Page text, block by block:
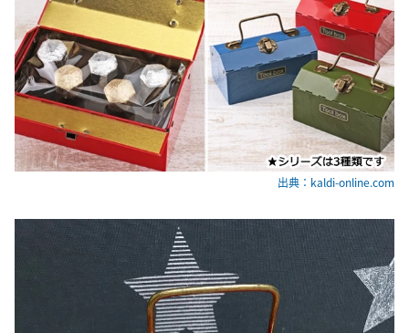
出典：kaldi-online.com